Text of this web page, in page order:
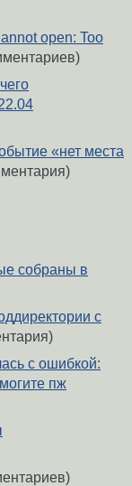
open: Too
«нет места
собраны в
с
с ошибкой:
пж